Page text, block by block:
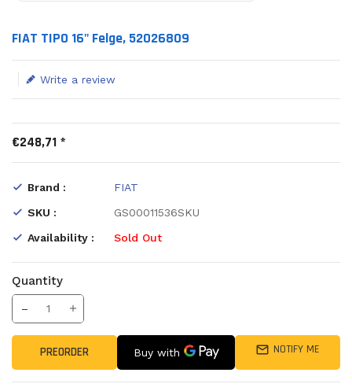
FIAT TIPO 16" Felge, 52026809
Write a review
Translation missing: en.products.product.loader_label
€248,71 *
Brand :
FIAT
SKU :
GS00011536SKU
Availability :
Sold Out
Quantity
Translation missing: en.products.product.decrease
Increase Quantity
PREORDER NOTIFY ME